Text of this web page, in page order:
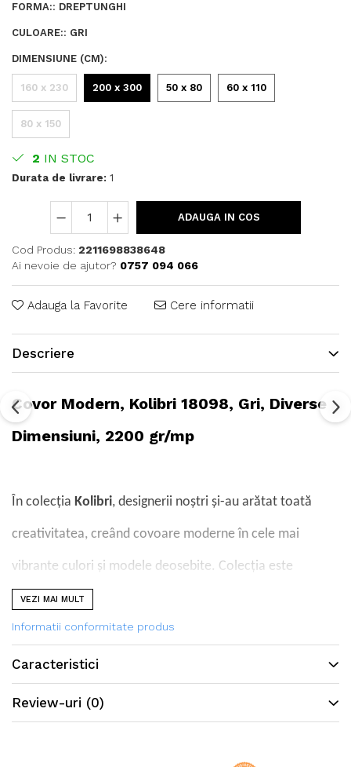
FORMA:: DREPTUNGHI
CULOARE:: GRI
DIMENSIUNE (CM):
160 x 230 200 x 300 50 x 80 60 x 110
80 x 150
2 IN STOC
Durata de livrare: 1
ADAUGA IN COS
Cod Produs: 2211698838648
Ai nevoie de ajutor? 0757 094 066
Adauga la Favorite Cere informatii
Descriere
Covor Modern, Kolibri 18098, Gri, Diverse
Dimensiuni, 2200 gr/mp
În colecția Kolibri, designerii noștri și-au arătat toată
creativitatea, creând covoare moderne în cele mai
vibrante culori și modele deosebite. Colecția este
produsă în calitatea FRIESE, din fire răsucite într-un mod
special, ceea ce permite să confere covoarelor o textură
și strălucire deosebită.
VEZI MAI MULT
Informatii conformitate produs
Caracteristici
Review-uri (0)